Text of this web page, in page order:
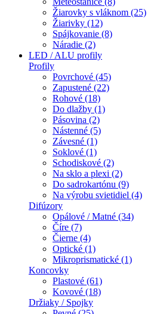
Žiarovky s vláknom (25)
Žiarivky (12)
Spájkovanie (8)
Náradie (2)
LED / ALU profily
Profily
Povrchové (45)
Zapustené (22)
Rohové (18)
Do dlažby (1)
Pásovina (2)
Nástenné (5)
Závesné (1)
Soklové (1)
Schodiskové (2)
Na sklo a plexi (2)
Do sadrokartónu (9)
Na výrobu svietidiel (4)
Difúzory
Opálové / Matné (34)
Číre (7)
Čierne (4)
Optické (1)
Mikroprismatické (1)
Koncovky
Plastové (61)
Kovové (18)
Držiaky / Spojky